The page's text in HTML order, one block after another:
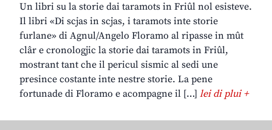
Un libri su la storie dai taramots in Friûl nol esisteve.
Il libri «Di scjas in scjas, i taramots inte storie
furlane» di Agnul/Angelo Floramo al ripasse in mût
clâr e cronologjic la storie dai taramots in Friûl,
mostrant tant che il pericul sismic al sedi une
presince costante inte nestre storie. La pene
fortunade di Floramo e acompagne il […] lei di plui +